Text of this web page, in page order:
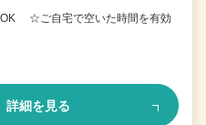
OK ☆ご自宅で空いた時間を有効
詳細を見る